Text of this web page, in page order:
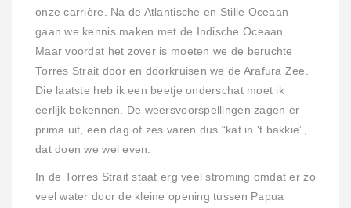
onze carrière. Na de Atlantische en Stille Oceaan
gaan we kennis maken met de Indische Oceaan.
Maar voordat het zover is moeten we de beruchte
Torres Strait door en doorkruisen we de Arafura Zee.
Die laatste heb ik een beetje onderschat moet ik
eerlijk bekennen. De weersvoorspellingen zagen er
prima uit, een dag of zes varen dus “kat in 't bakkie”,
dat doen we wel even.
In de Torres Strait staat erg veel stroming omdat er zo
veel water door de kleine opening tussen Papua